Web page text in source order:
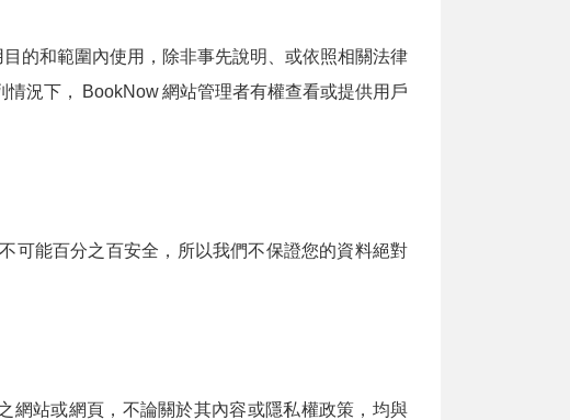
的和範圍內使用，除非事先說明、或依照相關法律
況下， BookNow網站管理者有權查看或提供用戶
可能百分之百安全，所以我們不保證您的資料絕對
網站或網頁，不論關於其內容或隱私權政策，均與